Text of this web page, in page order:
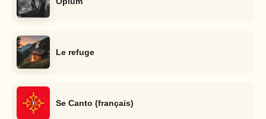
Le refuge
Se Canto (français)